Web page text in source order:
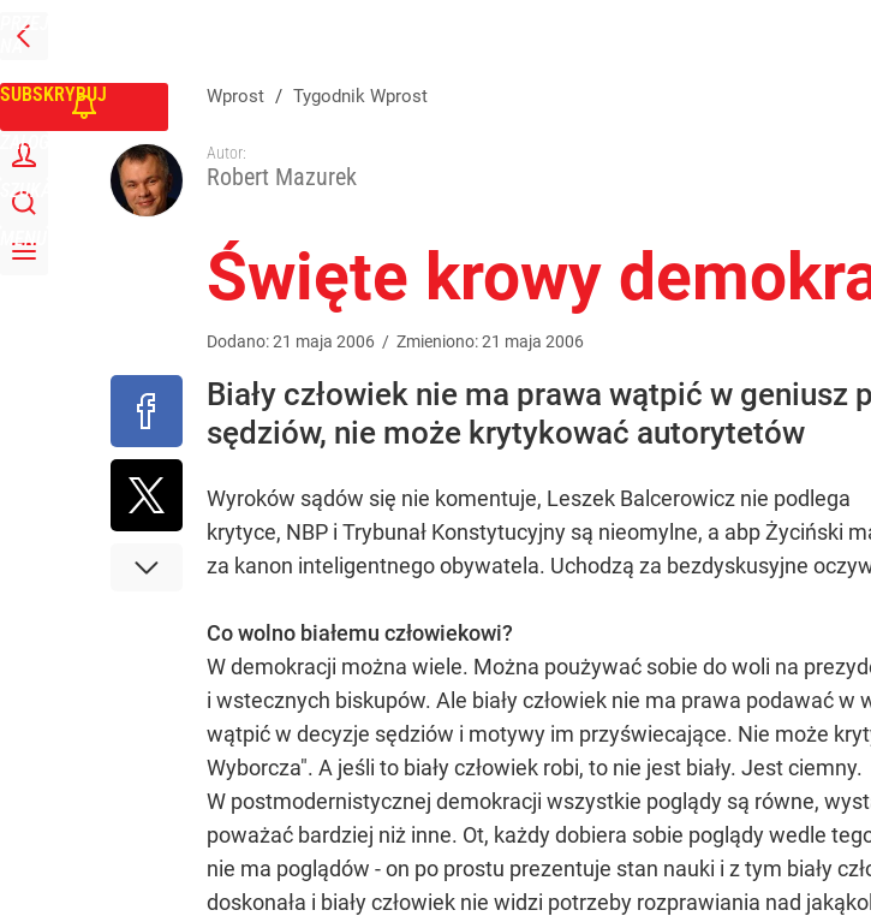
PRZEJDŹ
NA
GŁÓWNĄ
SUBSKRYBUJ
ZALOGUJ
SZUKAJ
MENU
Wprost / Tygodnik Wprost
Autor:
Robert Mazurek
Święte krowy
Dodano:21 maja 2006 / Zmieniono:21 maja 2006
Biały człowiek nie ma prawa wątpić w
sędziów, nie może krytykować autorytetów
Wyroków sądów się nie komentuje, Leszek Balcerowicz nie podlega
krytyce, NBP i Trybunał Konstytucyjny są nieomylne, a abp
za kanon inteligentnego obywatela. Uchodzą za bezdyskusyjne
Co wolno białemu człowiekowi?
W demokracji można wiele. Można poużywać sobie do woli na
i wstecznych biskupów. Ale biały człowiek nie ma prawa podawać
wątpić w decyzje sędziów i motywy im przyświecające. Nie może
Wyborcza". A jeśli to biały człowiek robi, to nie jest biały. Jest ciemny.
W postmodernistycznej demokracji wszystkie poglądy są równe,
poważać bardziej niż inne. Ot, każdy dobiera sobie poglądy wedle
nie ma poglądów - on po prostu prezentuje stan nauki i z tym biały
doskonała i biały człowiek nie widzi potrzeby rozprawiania nad